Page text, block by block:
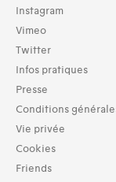
TOUT (55)
Archives (55)
Typologies
Séries (activités)
01-architecture
03-architecture
04-architecture
05-architecture
Instagram
Vimeo
Twitter
Infos pratiques
Presse
Conditions
Vie privée
Cookies
Friends